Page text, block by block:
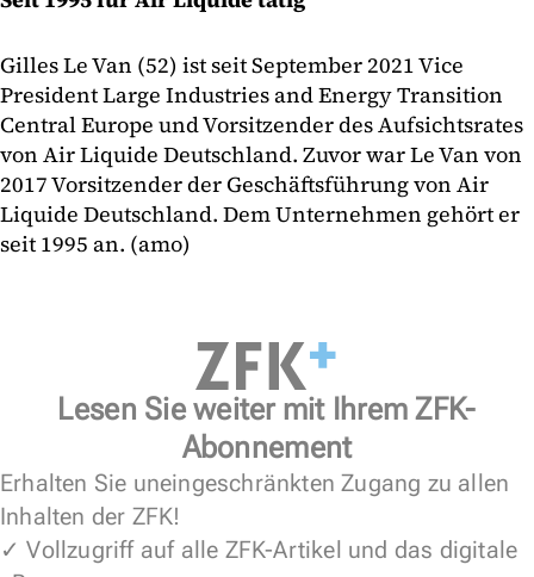
Gilles Le Van (52) ist seit September 2021 Vice
President Large Industries and Energy Transition
Central Europe und Vorsitzender des Aufsichtsrates
von Air Liquide Deutschland. Zuvor war Le Van von
2017 Vorsitzender der Geschäftsführung von Air
Liquide Deutschland. Dem Unternehmen gehört er
seit 1995 an. (amo)
Lesen Sie weiter mit Ihrem ZFK-
Abonnement
Erhalten Sie uneingeschränkten Zugang zu allen
Inhalten der ZFK!
✓ Vollzugriff auf alle ZFK-Artikel und das digitale